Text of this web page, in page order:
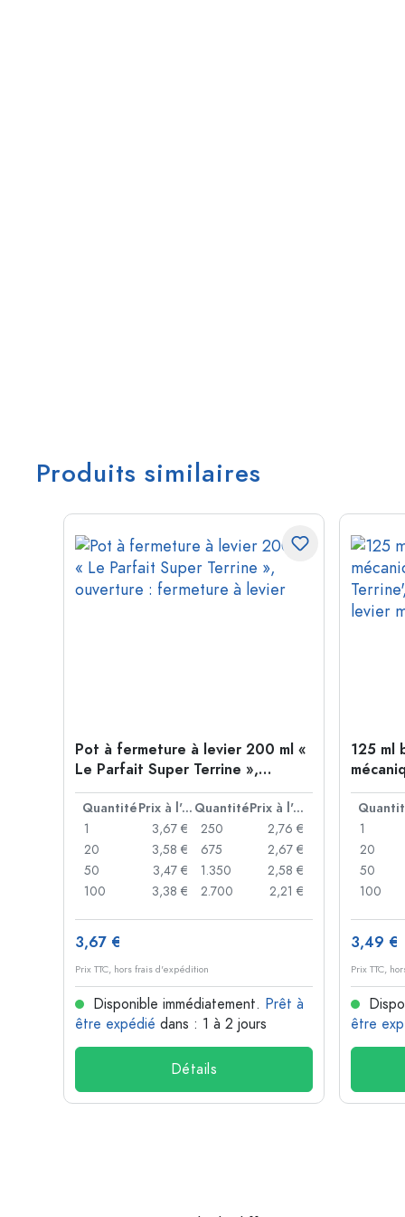
Produits similaires
Pot à fermeture à levier 200 ml «
Le Parfait Super Terrine »,
ouverture : fermeture à levier
Quantité Prix à l'unité Quantité
Prix à l'unité
1
3,67 €
20
3,58 €
50
3,47 €
100
3,38 €
250
2,76 €
675
2,67 €
1.350
2,58 €
2.700
2,21 €
3,67 €
Prix TTC, hors frais d'expédition
Disponible immédiatement. Prêt à
être expédié dans : 1 à 2 jours
Détails
125 ml
levier
1
20
50
100
3,49 €
Prix TTC,
être